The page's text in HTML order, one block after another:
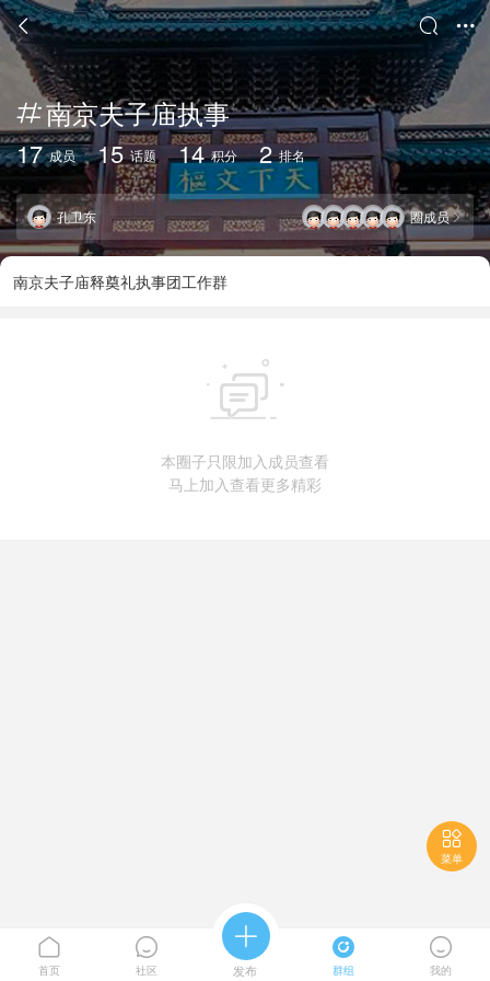
 

南京夫子庙执事
17 成员 15 话题 14 积分 2 排名
孔卫东 圈成员
南京夫子庙释奠礼执事团工作群

本圈子只限加入成员查看
马上加入查看更多精彩

菜单

首页

社区

发布

群组

我的